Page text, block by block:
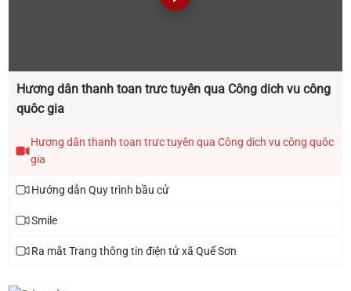
xây dựng , hoàn thiện cơ sở dữ liệu đất đai trên địa
Thông báo lịch tiếp công dân năm 2025 của đại
biểu HĐND xã khóa I, nhiệm kỳ 2021 - 2026
Hương dân thanh toan trưc tuyên qua Công dich vu công
quôc gia
Hương dân thanh toan trưc tuyên qua Công dich vu công quôc
gia
Hướng dẫn Quy trình bầu cử
Smile
Ra mắt Trang thông tin điện tử xã Quế Sơn